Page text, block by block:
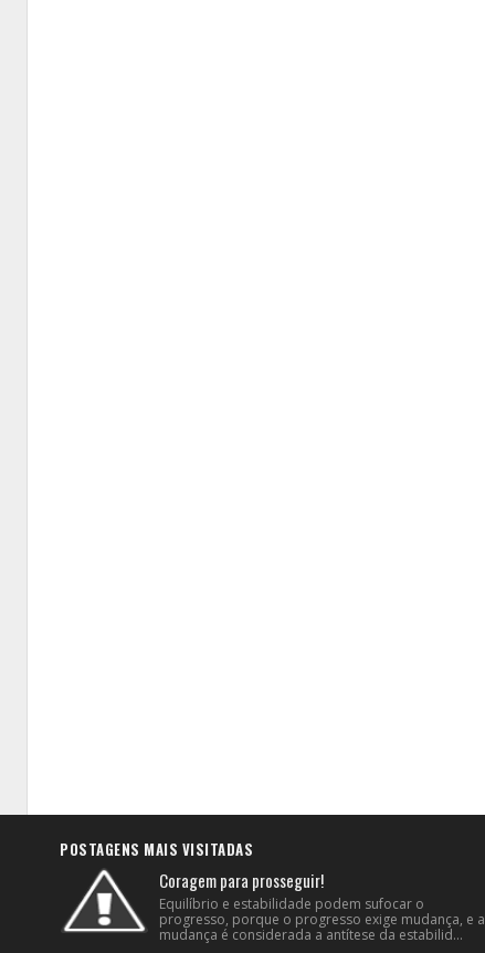
POSTAGENS MAIS VISITADAS
Coragem para prosseguir!
Equilíbrio e estabilidade podem sufocar o
progresso, porque o progresso exige mudança, e a
mudança é considerada a antítese da estabilid...